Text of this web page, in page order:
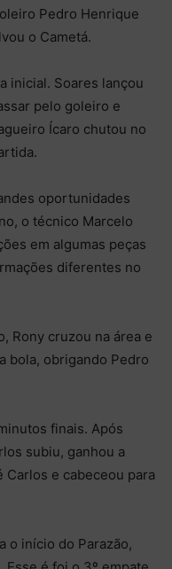
Pedro Henrique
o Cametá.
inicial. Soares lançou
pelo goleiro e
Ícaro chutou no
oportunidades
o técnico Marcelo
em algumas peças
diferentes no
Rony cruzou na área e
bola, obrigando Pedro
finais. Após
subiu, ganhou a
e cabeceou para
o início do Parazão,